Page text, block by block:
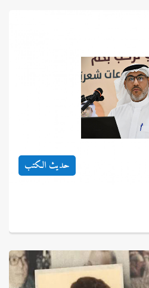
حديث الكتب